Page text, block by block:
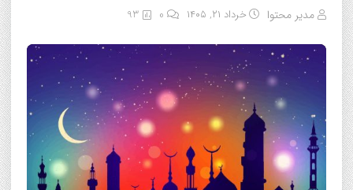
مدیر محتوا خرداد ۲۱, ۱۴۰۵ 93